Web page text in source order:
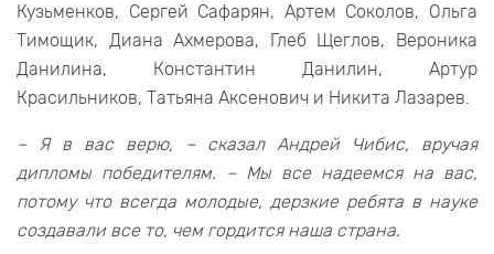
Кузьменков, Сергей Сафарян, Артем Соколов, Ольга
Тимощик, Диана Ахмерова, Глеб Щеглов, Вероника
Данилина, Константин Данилин, Артур
Красильников, Татьяна Аксенович и Никита Лазарев.
– Я в вас верю, – сказал Андрей Чибис, вручая
дипломы победителям. – Мы все надеемся на вас,
потому что всегда молодые, дерзкие ребята в науке
создавали все то, чем гордится наша страна.